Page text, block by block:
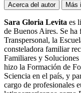
Acerca del autor Más
Sara Gloria Levita es
de Buenos Aires. Se ha
Transpersonal, la
consteladora familiar
Familiares y
hizo la Formación de
Sciencia en el país, y
cargo de profesionales